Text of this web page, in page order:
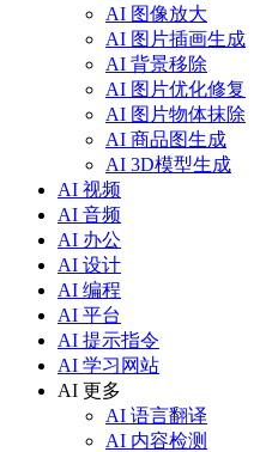
AI 图像放大
AI 图片插画生成
AI 背景移除
AI 图片优化修复
AI 图片物体抹除
AI 商品图生成
AI 3D模型生成
AI 视频
AI 音频
AI 办公
AI 设计
AI 编程
AI 平台
AI 提示指令
AI 学习网站
AI 更多
AI 语言翻译
AI 内容检测